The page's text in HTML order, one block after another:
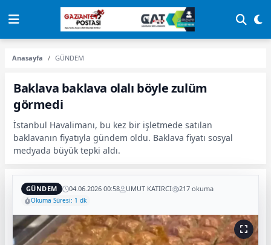
Anasayfa GÜNDEM
Baklava baklava olalı böyle zulüm
görmedi
İstanbul Havalimanı, bu kez bir işletmede satılan
baklavanın fiyatıyla gündem oldu. Baklava fiyatı sosyal
medyada büyük tepki aldı.
GÜNDEM 04.06.2026 00:58 UMUT KATIRCI 217 okuma
Okuma Süresi: 1 dk